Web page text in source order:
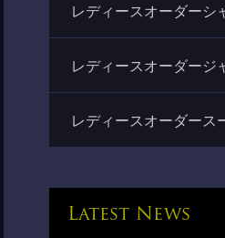
レディースオーダーシ
レディースオーダージ
レディースオーダース
Latest News